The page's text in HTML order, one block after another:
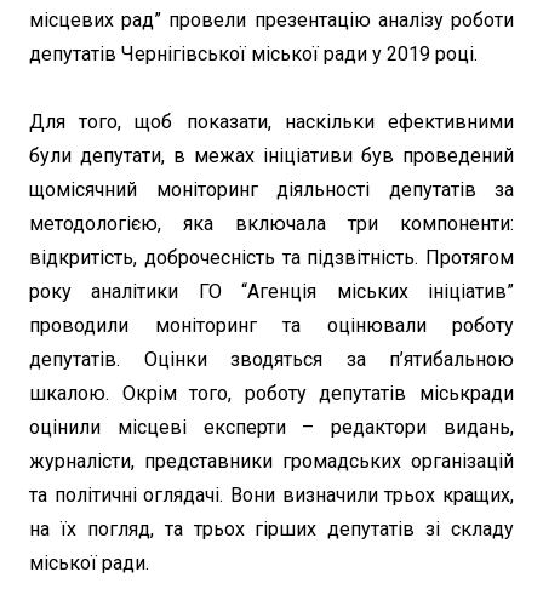
місцевих рад” провели презентацію аналізу роботи
депутатів Чернігівської міської ради у 2019 році.
Для того, щоб показати, наскільки ефективними
були депутати, в межах ініціативи був проведений
щомісячний моніторинг діяльності депутатів за
методологією, яка включала три компоненти:
відкритість, доброчесність та підзвітність. Протягом
року аналітики ГО “Агенція міських ініціатив”
проводили моніторинг та оцінювали роботу
депутатів. Оцінки зводяться за п’ятибальною
шкалою. Окрім того, роботу депутатів міськради
оцінили місцеві експерти – редактори видань,
журналісти, представники громадських організацій
та політичні оглядачі. Вони визначили трьох кращих,
на їх погляд, та трьох гірших депутатів зі складу
міської ради.